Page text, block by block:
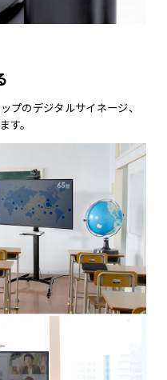
プのデジタルサイネージ、
す。